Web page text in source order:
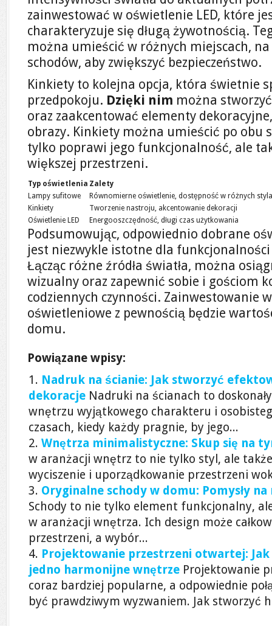
zainwestować w oświetlenie LED, które
charakteryzuje się długą żywotnością.
można umieścić w różnych miejscach, na
schodów, aby zwiększyć bezpieczeństwo.
Kinkiety to kolejna opcja, która świetnie
przedpokoju. Dzięki nim można
oraz zaakcentować elementy
obrazy. Kinkiety można umieścić po obu
tylko poprawi jego funkcjonalność, ale
większej przestrzeni.
Typ oświetlenia Zalety
Lampy sufitowe
Równomierne oświetlenie, dostępność w różnych
Kinkiety
Tworzenie nastroju, akcentowanie dekoracji
Oświetlenie LED
Energooszczędność, długi czas użytkowania
Podsumowując, odpowiednio dobrane
jest niezwykle istotne dla
Łącząc różne źródła światła, można
wizualny oraz zapewnić sobie i gościom
codziennych czynności. Zainwestowanie
oświetleniowe z pewnością będzie
domu.
Powiązane wpisy:
Nadruk na ścianie: Jak stworzyć
dekoracje Nadruki na ścianach to
wnętrzu wyjątkowego charakteru i
czasach, kiedy każdy pragnie, by jego...
Wnętrza minimalistyczne: Skup się na
w aranżacji wnętrz to nie tylko styl, ale
wyciszenie i uporządkowanie przestrzeni
Oryginalne schody w domu: Pomysły
Schody to nie tylko element funkcjonalny,
w aranżacji wnętrza. Ich design może
przestrzeni, a wybór...
Projektowanie przestrzeni otwartej:
jedno harmonijne wnętrze Projektowanie
coraz bardziej popularne, a odpowiednie
być prawdziwym wyzwaniem. Jak stworzyć